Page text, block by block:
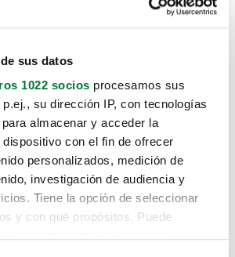
sus datos
1022 socios procesamos sus
su dirección IP, con tecnologías
almacenar y acceder la
con el fin de ofrecer
personalizados, medición de
investigación de audiencia y
Tiene la opción de seleccionar
y con qué propósitos. Puede
no sabemos como
hasta aquí.
el coche que estás
de estos enlaces: